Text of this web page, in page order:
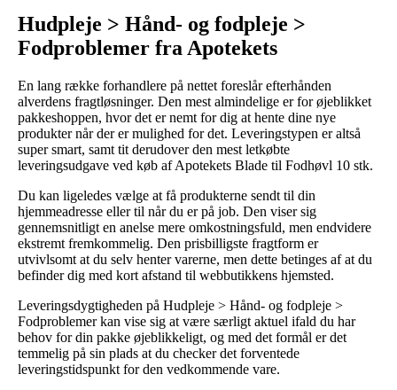
Hudpleje > Hånd- og fodpleje >
Fodproblemer fra Apotekets
En lang række forhandlere på nettet foreslår efterhånden
alverdens fragtløsninger. Den mest almindelige er for øjeblikket
pakkeshoppen, hvor det er nemt for dig at hente dine nye
produkter når der er mulighed for det. Leveringstypen er altså
super smart, samt tit derudover den mest letkøbte
leveringsudgave ved køb af Apotekets Blade til Fodhøvl 10 stk.
Du kan ligeledes vælge at få produkterne sendt til din
hjemmeadresse eller til når du er på job. Den viser sig
gennemsnitligt en anelse mere omkostningsfuld, men endvidere
ekstremt fremkommelig. Den prisbilligste fragtform er
utvivlsomt at du selv henter varerne, men dette betinges af at du
befinder dig med kort afstand til webbutikkens hjemsted.
Leveringsdygtigheden på Hudpleje > Hånd- og fodpleje >
Fodproblemer kan vise sig at være særligt aktuel ifald du har
behov for din pakke øjeblikkeligt, og med det formål er det
temmelig på sin plads at du checker det forventede
leveringstidspunkt for den vedkommende vare.